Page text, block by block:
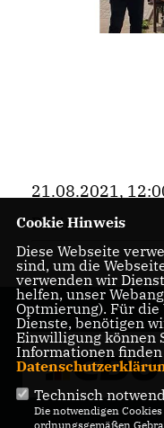
21.08.2021,
Bezirk
Cookie Hinweis
Diese Webseite
sind, um die
verwenden wir
helfen, unser
Optmierung). Für
Dienste, benötigen
Einwilligung können
Informationen
Technisch
Die notwendigen
ordnungsgemäßen